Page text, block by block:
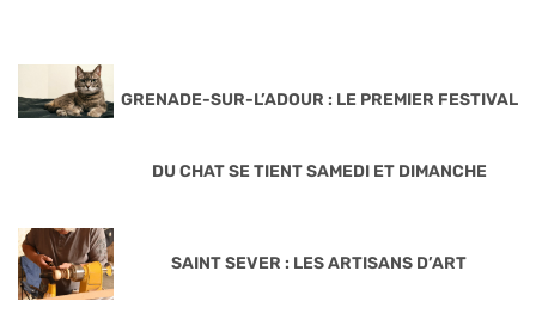
GRENADE-SUR-L’ADOUR : LE PREMIER FESTIVAL
DU CHAT SE TIENT SAMEDI ET DIMANCHE
SAINT SEVER : LES ARTISANS D’ART